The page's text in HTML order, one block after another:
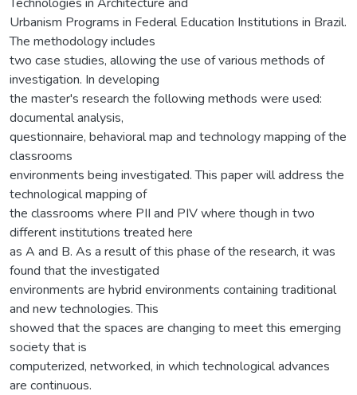
Urbanism Programs in Federal Education Institutions in Brazil.
The methodology includes
two case studies, allowing the use of various methods of
investigation. In developing
the master's research the following methods were used:
documental analysis,
questionnaire, behavioral map and technology mapping of the
classrooms
environments being investigated. This paper will address the
technological mapping of
the classrooms where PII and PIV where though in two
different institutions treated here
as A and B. As a result of this phase of the research, it was
found that the investigated
environments are hybrid environments containing traditional
and new technologies. This
showed that the spaces are changing to meet this emerging
society that is
computerized, networked, in which technological advances
are continuous.